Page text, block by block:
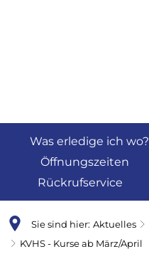
Was erledige ich wo?
Öffnungszeiten
Rückrufservice
Sie sind hier: Aktuelles
KVHS - Kurse ab März/April